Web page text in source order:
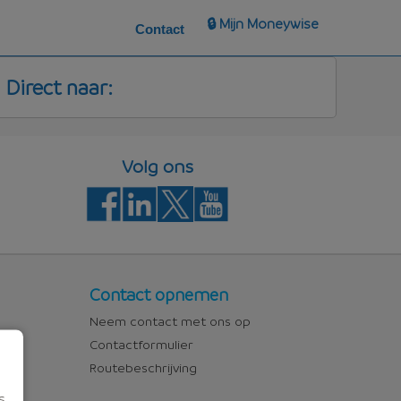
Direct naar:
Volg ons
Contact 🔒 Mijn Moneywise
Contact
Contact opnemen
Neem contact met ons op
Contactformulier
Routebeschrijving